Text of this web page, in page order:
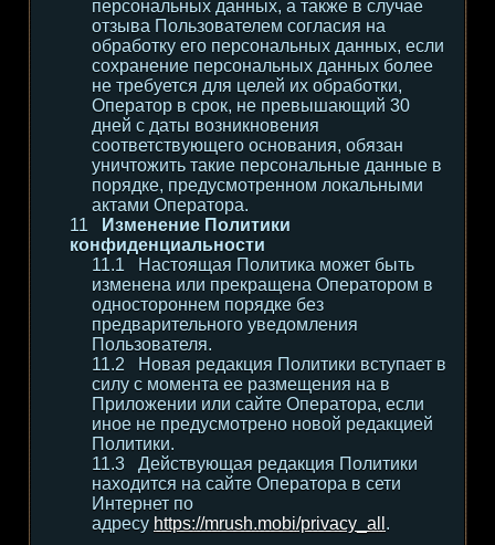
персональных данных, а также в случае
отзыва Пользователем согласия на
обработку его персональных данных, если
сохранение персональных данных более
не требуется для целей их обработки,
Оператор в срок, не превышающий 30
дней с даты возникновения
соответствующего основания, обязан
уничтожить такие персональные данные в
порядке, предусмотренном локальными
актами Оператора.
Изменение Политики
конфиденциальности
Настоящая Политика может быть
изменена или прекращена Оператором в
одностороннем порядке без
предварительного уведомления
Пользователя.
Новая редакция Политики вступает в
силу с момента ее размещения на в
Приложении или сайте Оператора, если
иное не предусмотрено новой редакцией
Политики.
Действующая редакция Политики
находится на сайте Оператора в сети
Интернет по
адресу https://mrush.mobi/privacy_all .